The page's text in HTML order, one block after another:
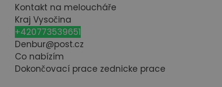
Kontakt na meloucháře
Kraj Vysočina
+420773539651
Denbur@post.cz
Co nabízím
Dokončovací prace zednicke prace